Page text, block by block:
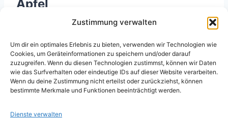
Zustimmung verwalten
Um dir ein optimales Erlebnis zu bieten, verwenden wir Technologien wie
Cookies, um Geräteinformationen zu speichern und/oder darauf
zuzugreifen. Wenn du diesen Technologien zustimmst, können wir Daten
wie das Surfverhalten oder eindeutige IDs auf dieser Website verarbeiten.
Wenn du deine Zustimmung nicht erteilst oder zurückziehst, können
bestimmte Merkmale und Funktionen beeinträchtigt werden.
Dienste verwalten
Äpfel
Äpfel enthalten Fruchtzucker und
Ballaststoffe, die für einen
langanhaltenden Energieschub sorgen
können. Ein Apfel zwischendurch bietet
sowohl Hydratation als auch leichte